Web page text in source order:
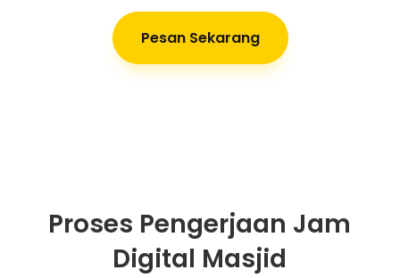
Pesan Sekarang
Proses Pengerjaan Jam
Digital Masjid